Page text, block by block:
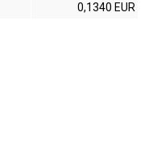
0,1340 EUR